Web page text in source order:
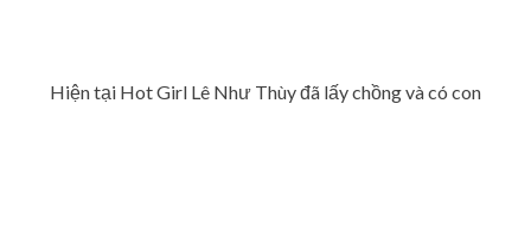
Hiện tại Hot Girl Lê Như Thùy đã lấy chồng và có con